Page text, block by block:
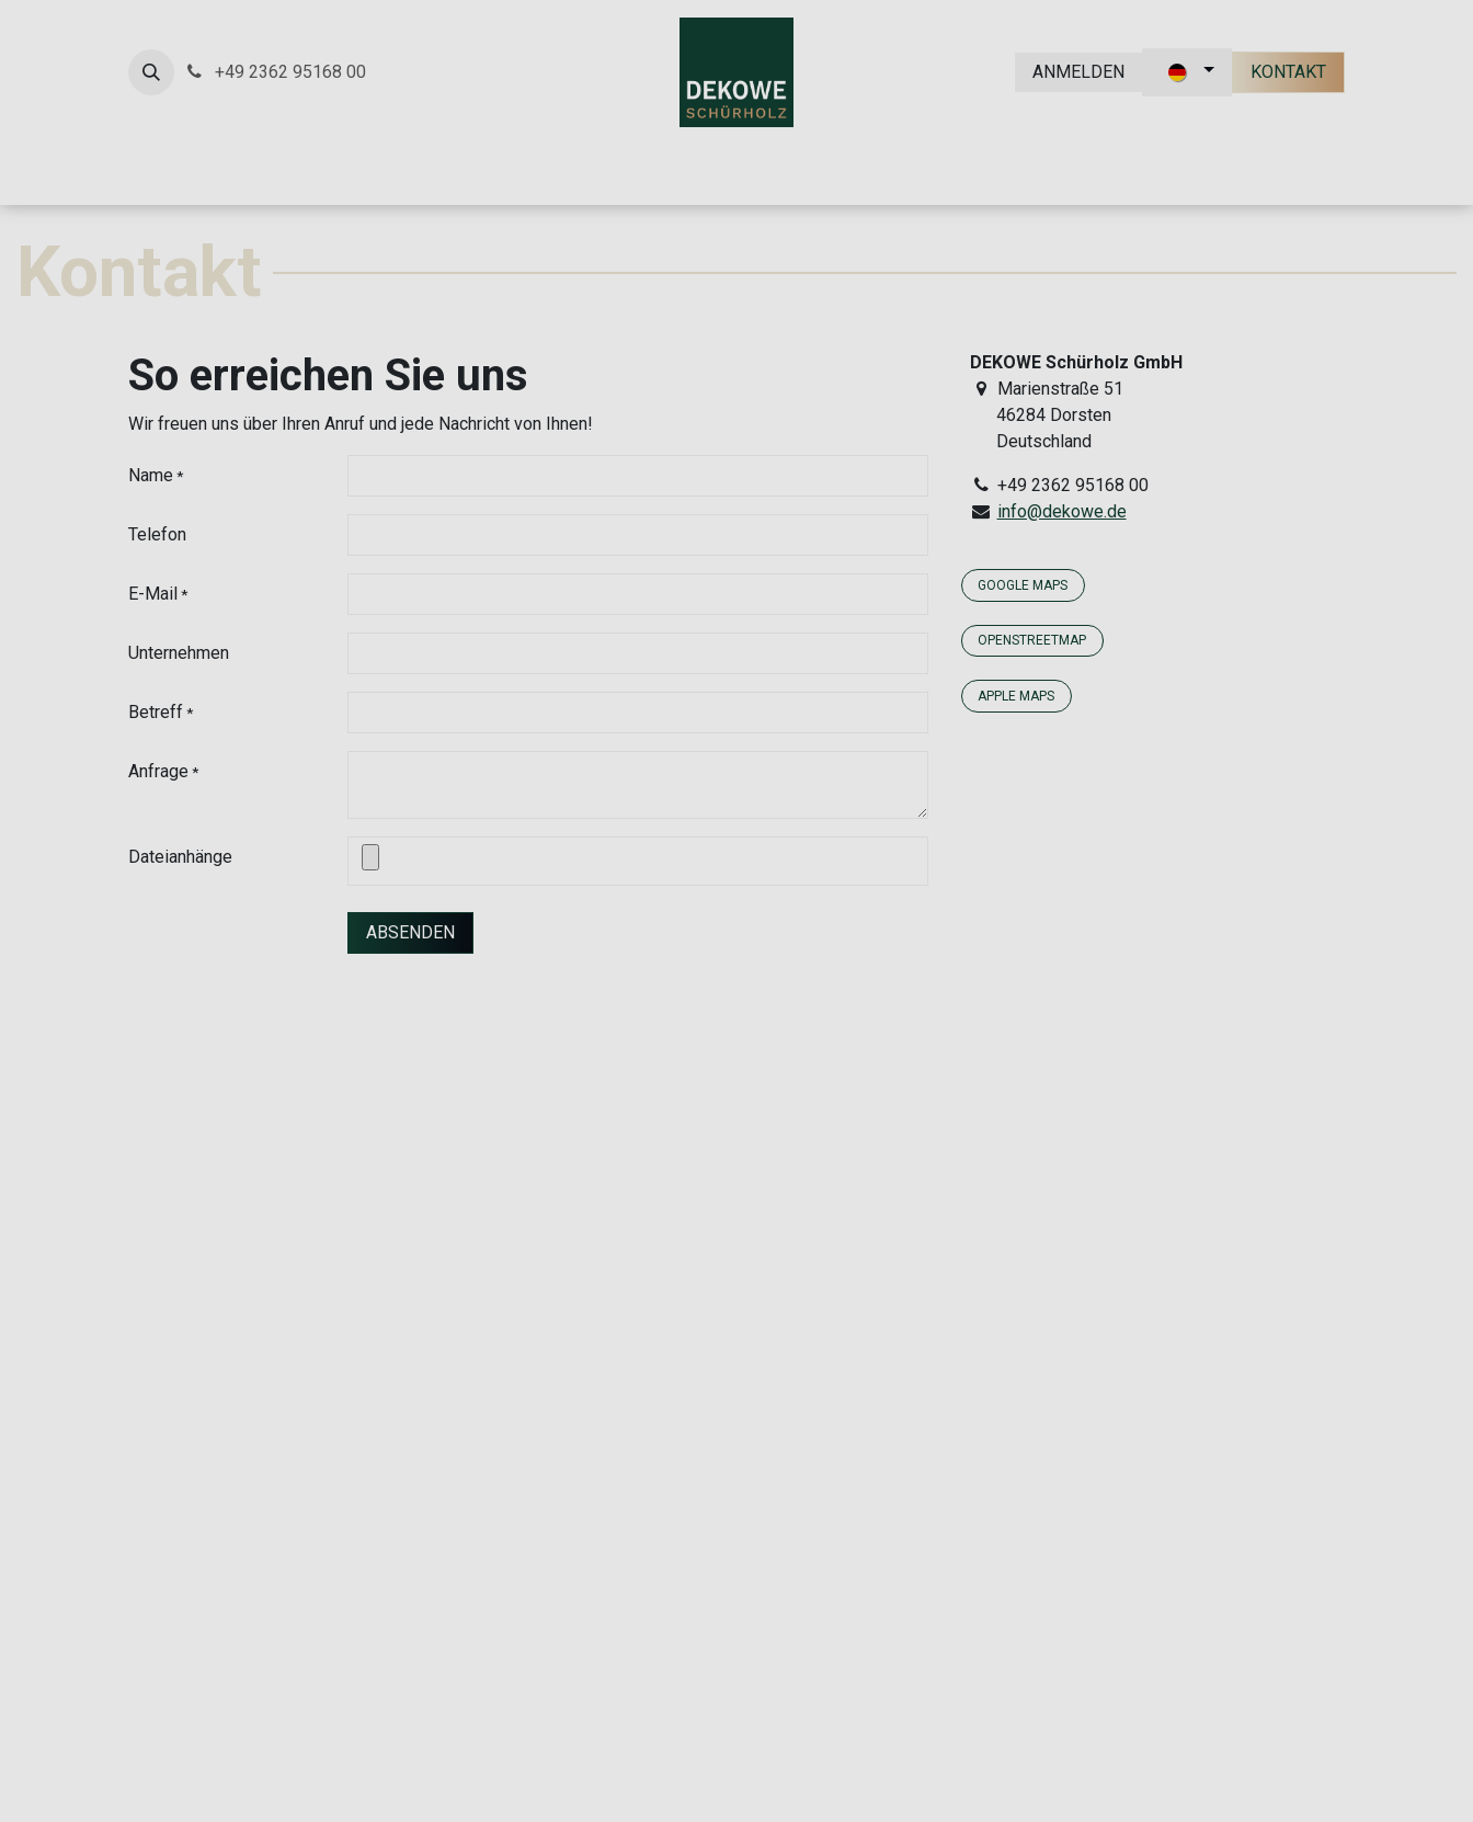
+49 2362 95168 00 ANMELDEN KONTAKT
Kontakt
So erreichen Sie uns
Wir freuen uns über Ihren Anruf und jede Nachricht von Ihnen!
Name *
Telefon
E-Mail*
Unternehmen
Betreff*
Anfrage *
Dateianhänge
ABSENDEN
DEKOWE Schürholz GmbH
Marienstraße 51
46284 Dorsten
Deutschland
+49 2362 95168 00
info@dekowe.de
GOOGLE MAPS
OPENSTREETMAP
APPLE MAPS